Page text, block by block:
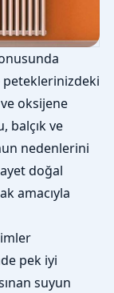
peteklerinizdeki
oksijene
balçık ve
nedenlerini
doğal
amacıyla
pek iyi
suyun